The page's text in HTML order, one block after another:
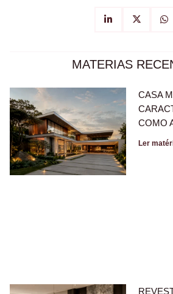
MATERIAS
CASA
COMO
Ler